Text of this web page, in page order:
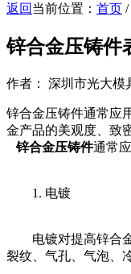
返回 当前位置： 首页 /
锌合金压铸件
作者： 深圳市光大模
锌合金压铸件通常
金产品的美观度、致
锌合金压铸件通常
1. 电镀
电镀对提高锌合金
裂纹、气孔、气泡、